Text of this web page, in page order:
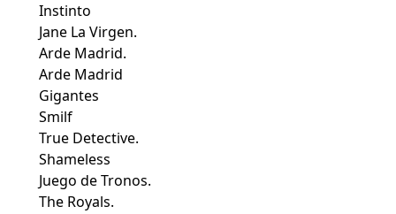
Instinto
Jane La Virgen.
Arde Madrid.
Arde Madrid
Gigantes
Smilf
True Detective.
Shameless
Juego de Tronos.
The Royals.